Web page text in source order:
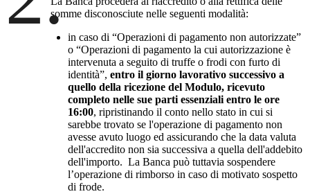
somme disconosciute nelle seguenti modalità:
in caso di “Operazioni di pagamento non autorizzate”
o “Operazioni di pagamento la cui autorizzazione è
intervenuta a seguito di truffe o frodi con furto di
identità”, entro il giorno lavorativo successivo a
quello della ricezione del Modulo, ricevuto
completo nelle sue parti essenziali entro le ore
16:00, ripristinando il conto nello stato in cui si
sarebbe trovato se l'operazione di pagamento non
avesse avuto luogo ed assicurando che la data valuta
dell'accredito non sia successiva a quella dell'addebito
dell'importo. La Banca può tuttavia sospendere
l’operazione di rimborso in caso di motivato sospetto
di frode.